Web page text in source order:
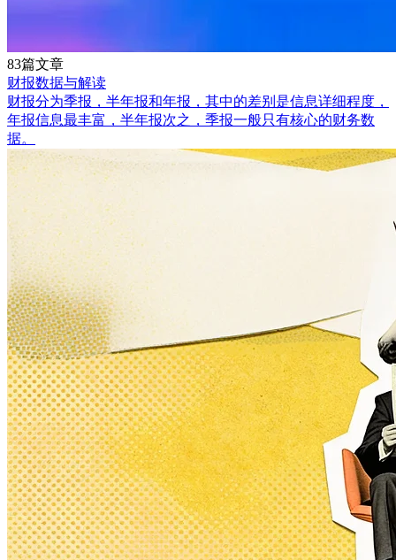
83篇文章
财报数据与解读
财报分为季报，半年报和年报，其中的差别是信息详细程度，
年报信息最丰富，半年报次之，季报一般只有核心的财务数
据。